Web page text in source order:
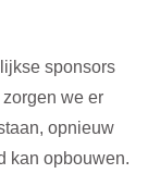
sponsors
we er
opnieuw
kan opbouwen.